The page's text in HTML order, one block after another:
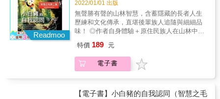
山鄉原民》 本畫冊以日本的台灣原住民權威森
丑之助的圖像原作為底本，圖像反映的山區景
觀與原住民生活狀態，本書主要集中在山區原
住民部落的人文風情，包括泰雅族、卑南、布
農、排灣等部落，著重介紹這些部落在山區的
等，內容豐富，為十分珍貴的文獻和美學資
料。
生活和習俗的影像則是民國49年（1960年）薛
培德牧師所拍攝的經典照片，每一張都是由原
底片沖洗出來，並且進行精美的數位上色，展
現了動人的往日情懷。 總之，在技術工藝層
做出如此大的財力，動用如此多的人力，以及
付出如此深的心力，只為了留下一套值得代代
相傳的台灣之寶。 《閃耀台灣》製作完成於台
此刻，我們做出最大的投資，投入最大的心
的驚人成果。 以《台灣山鄉原民》這一本畫冊
為例，本畫冊使用日本學術權威森丑之助先生
在百年前所拍攝的經典原住民圖錄照片，一般
出版社都使用舊出版品反覆翻拍的圖片，大多
都已模糊不清；然而，徐宗懋圖文館卻使用用
版圖片。如此投資只為了取得最好的印製效
果，這也使得《閃耀台灣》中的原住民圖像無
論內容和視覺效果，都達到了台灣出版界史上
使用了《大量台灣寫真大觀》、《亞細亞寫真
Readmoo
2022/01/01 出版
無聲勝有聲的山林智慧，含蓄隱藏的長者人生
歷練和文化傳承，直堪後輩族人追隨與細細品
味！ ◎作者自身體驗＋原住民族人在山林中的
述累積的傳統生活智慧，記述對大自然真誠敬
重的深厚文化內涵。 ◎隱喻和故事，引人深思
的智慧，等待我們慢慢地品嚐、吸收、豁然頓
認知失調， 唯有族人始能作自屬文化及語言的
特價 189 元
電子書
【電子書】小白豬的自我認同（智慧之毛